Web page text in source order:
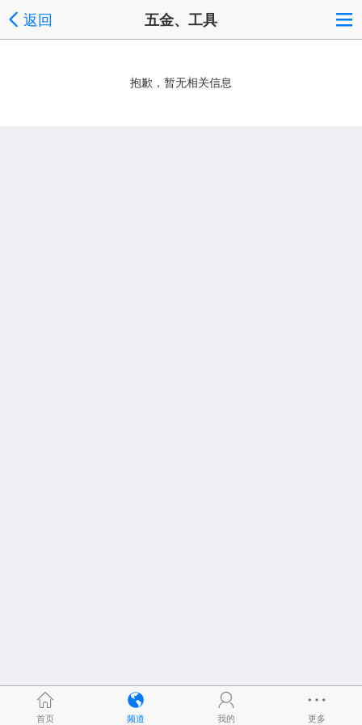
返回 五金、工具
抱歉，暂无相关信息
首页 频道 我的 更多